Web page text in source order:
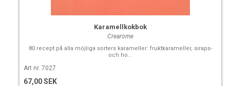
Karamellkokbok
Crearome
80 recept på alla möjliga sorters karameller: fruktkarameller, siraps-
och ho...
Art nr. 7027
67,00 SEK